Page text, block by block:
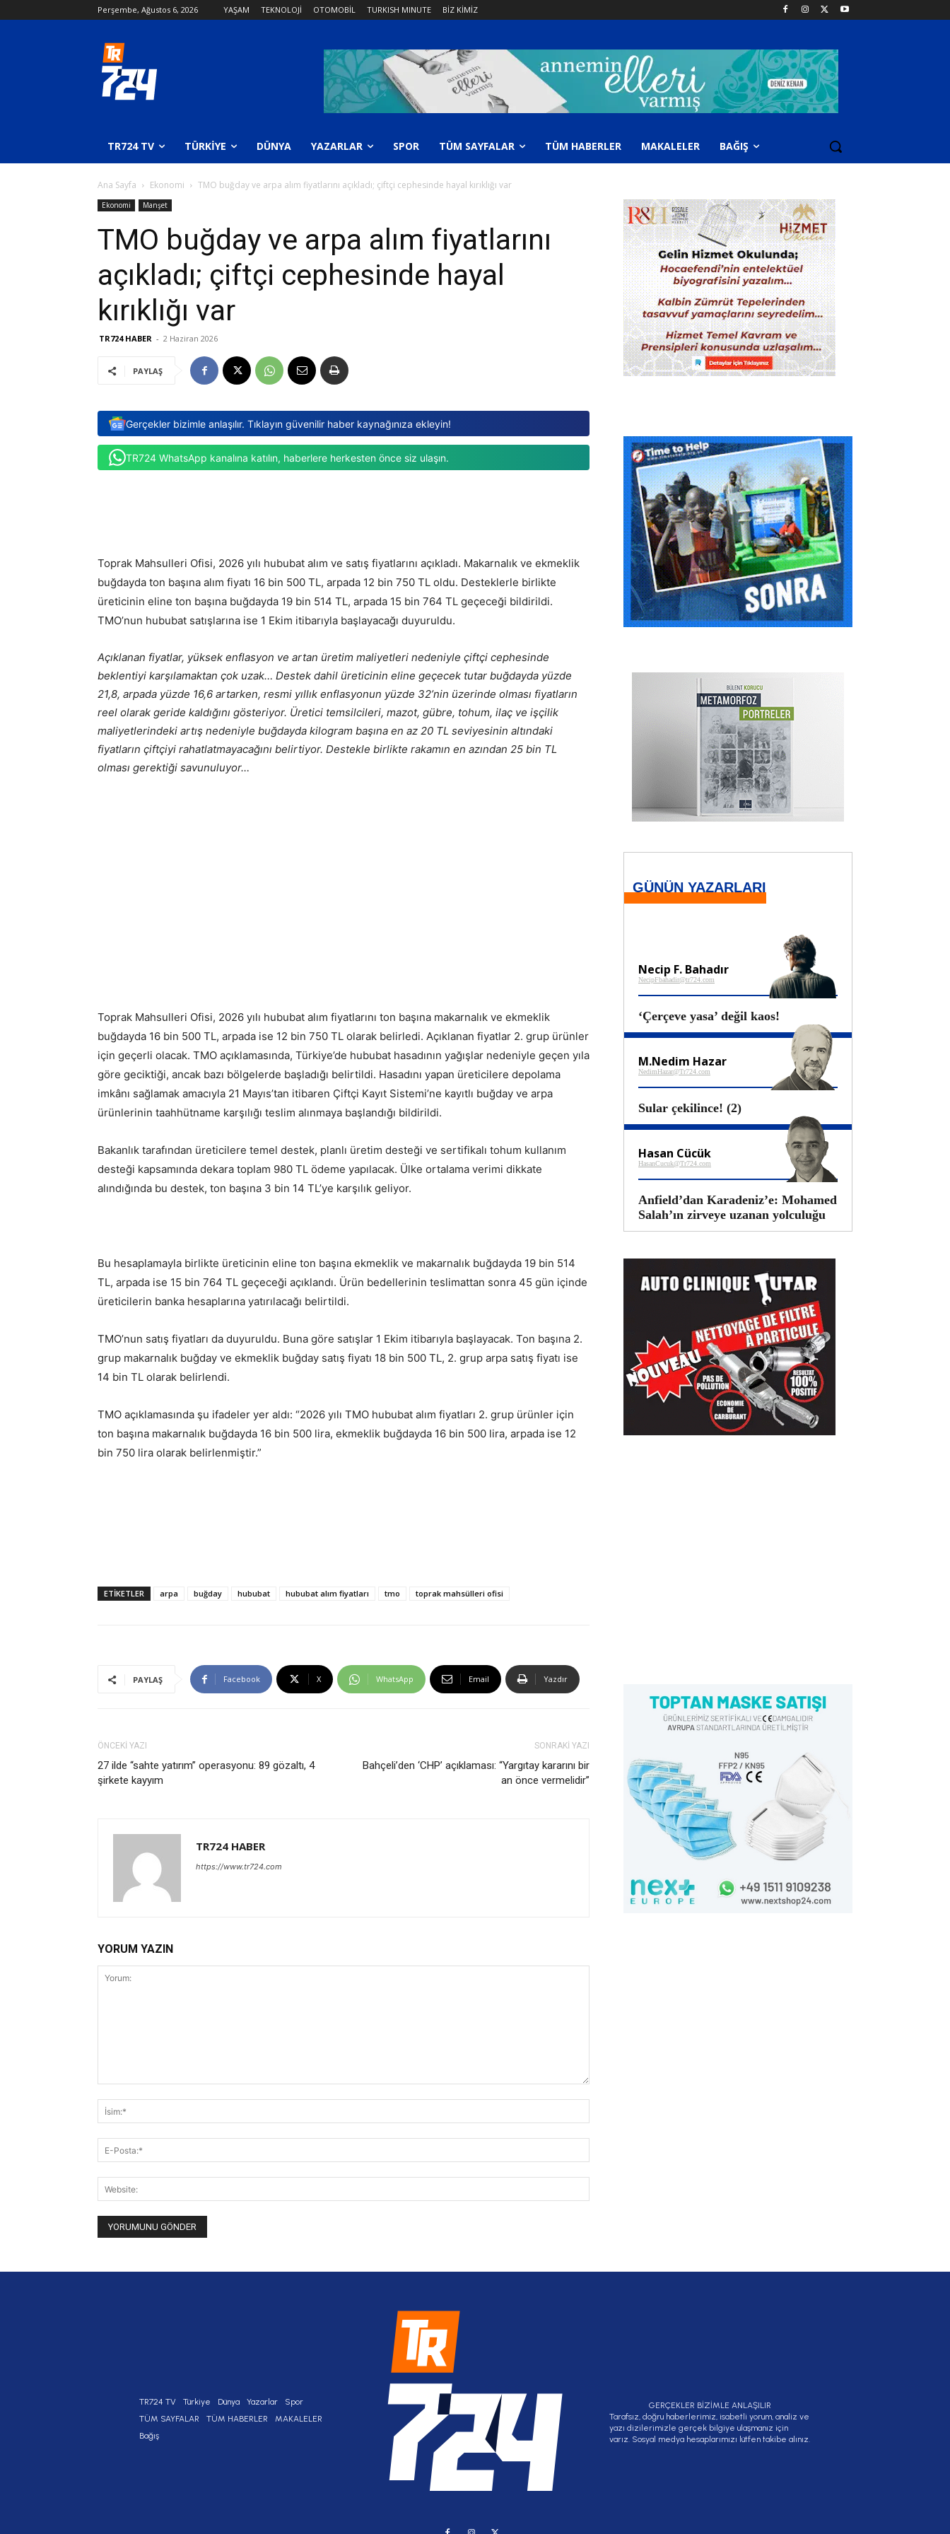
Perşembe, Ağustos 6, 2026 YAŞAM TEKNOLOJİ OTOMOBİL TURKISH MINUTE BİZ KİMİZ
TR724 TV TÜRKIYE DÜNYA YAZARLAR SPOR TÜM SAYFALAR TÜM HABERLER MAKALELER BAĞIŞ
Ana Sayfa Ekonomi TMO buğday ve arpa alım fiyatlarını açıkladı; çiftçi cephesinde hayal kırıklığı var
Ekonomi Manşet
TMO buğday ve arpa alım fiyatlarını
açıkladı; çiftçi cephesinde hayal
kırıklığı var
TR724 HABER - 2 Haziran 2026
PAYLAŞ
Gerçekler bizimle anlaşılır. Tıklayın güvenilir haber kaynağınıza ekleyin!
TR724 WhatsApp kanalına katılın, haberlere herkesten önce siz ulaşın.
Toprak Mahsulleri Ofisi, 2026 yılı hububat alım ve satış fiyatlarını açıkladı. Makarnalık ve ekmeklik
buğdayda ton başına alım fiyatı 16 bin 500 TL, arpada 12 bin 750 TL oldu. Desteklerle birlikte
üreticinin eline ton başına buğdayda 19 bin 514 TL, arpada 15 bin 764 TL geçeceği bildirildi.
TMO’nun hububat satışlarına ise 1 Ekim itibarıyla başlayacağı duyuruldu.
Açıklanan fiyatlar, yüksek enflasyon ve artan üretim maliyetleri nedeniyle çiftçi cephesinde
beklentiyi karşılamaktan çok uzak… Destek dahil üreticinin eline geçecek tutar buğdayda yüzde
21,8, arpada yüzde 16,6 artarken, resmi yıllık enflasyonun yüzde 32’nin üzerinde olması fiyatların
reel olarak geride kaldığını gösteriyor. Üretici temsilcileri, mazot, gübre, tohum, ilaç ve işçilik
maliyetlerindeki artış nedeniyle buğdayda kilogram başına en az 20 TL seviyesinin altındaki
fiyatların çiftçiyi rahatlatmayacağını belirtiyor. Destekle birlikte rakamın en azından 25 bin TL
olması gerektiği savunuluyor…
Toprak Mahsulleri Ofisi, 2026 yılı hububat alım fiyatlarını ton başına makarnalık ve ekmeklik
buğdayda 16 bin 500 TL, arpada ise 12 bin 750 TL olarak belirledi. Açıklanan fiyatlar 2. grup ürünler
için geçerli olacak. TMO açıklamasında, Türkiye’de hububat hasadının yağışlar nedeniyle geçen yıla
göre geciktiği, ancak bazı bölgelerde başladığı belirtildi. Hasadını yapan üreticilere depolama
imkânı sağlamak amacıyla 21 Mayıs’tan itibaren Çiftçi Kayıt Sistemi’ne kayıtlı buğday ve arpa
ürünlerinin taahhütname karşılığı teslim alınmaya başlandığı bildirildi.
Bakanlık tarafından üreticilere temel destek, planlı üretim desteği ve sertifikalı tohum kullanım
desteği kapsamında dekara toplam 980 TL ödeme yapılacak. Ülke ortalama verimi dikkate
alındığında bu destek, ton başına 3 bin 14 TL’ye karşılık geliyor.
Bu hesaplamayla birlikte üreticinin eline ton başına ekmeklik ve makarnalık buğdayda 19 bin 514
TL, arpada ise 15 bin 764 TL geçeceği açıklandı. Ürün bedellerinin teslimattan sonra 45 gün içinde
üreticilerin banka hesaplarına yatırılacağı belirtildi.
TMO’nun satış fiyatları da duyuruldu. Buna göre satışlar 1 Ekim itibarıyla başlayacak. Ton başına 2.
grup makarnalık buğday ve ekmeklik buğday satış fiyatı 18 bin 500 TL, 2. grup arpa satış fiyatı ise
14 bin TL olarak belirlendi.
TMO açıklamasında şu ifadeler yer aldı: “2026 yılı TMO hububat alım fiyatları 2. grup ürünler için
ton başına makarnalık buğdayda 16 bin 500 lira, ekmeklik buğdayda 16 bin 500 lira, arpada ise 12
bin 750 lira olarak belirlenmiştir.”
ETİKETLER arpa buğday hububat hububat alım fiyatları tmo toprak mahsülleri ofisi
PAYLAŞ Facebook X WhatsApp Email Yazdır
ÖNCEKİ YAZI
27 ilde “sahte yatırım” operasyonu: 89 gözaltı, 4
şirkete kayyım
SONRAKİ YAZI
Bahçeli’den ‘CHP’ açıklaması: “Yargıtay kararını bir
an önce vermelidir”
TR724 HABER
https://www.tr724.com
YORUM YAZIN
GÜNÜN YAZARLARI
Necip F. Bahadır
NecipFbahadir@tr724.com
‘Çerçeve yasa’ değil kaos!
M.Nedim Hazar
NedimHazar@Tr724.com
Sular çekilince! (2)
Hasan Cücük
HasanCucuk@Tr724.com
Anfield’dan Karadeniz’e: Mohamed
Salah’ın zirveye uzanan yolculuğu
TR724 TV Türkiye Dünya Yazarlar
Spor
TÜM SAYFALAR
TÜM HABERLER
MAKALELER
Bağış
GERÇEKLER BİZİMLE ANLAŞILIR
Tarafsız, doğru haberlerimiz, isabetli yorum, analiz ve
yazı dizilerimizle gerçek bilgiye ulaşmanız için
varız. Sosyal medya hesaplarımızı lütfen takibe alınız.